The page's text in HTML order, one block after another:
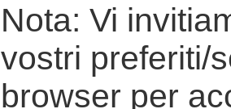
Nota: Vi
vostri preferiti/
browser per